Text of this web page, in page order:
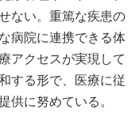
ない。重篤な疾患の
病院に連携できる体
アクセスが実現して
する形で、医療に従
供に努めている。